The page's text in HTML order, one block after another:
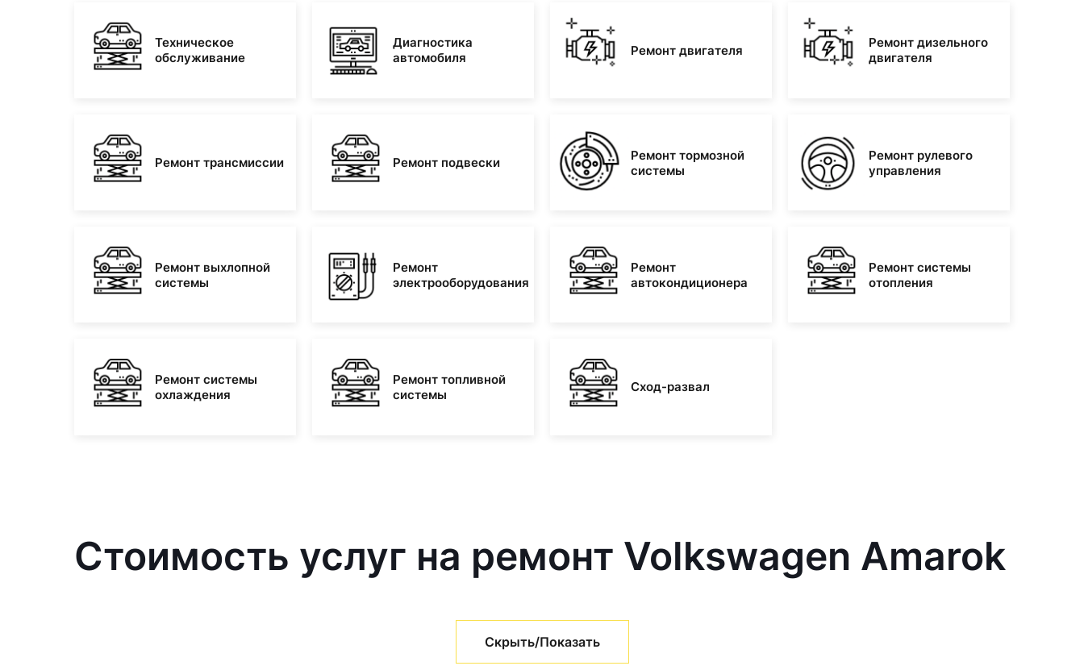
Техническое
обслуживание
Диагностика
автомобиля
Ремонт двигателя
Ремонт дизельного
двигателя
Ремонт трансмиссии Ремонт подвески
Ремонт тормозной
системы
Ремонт рулевого
управления
Ремонт выхлопной
системы
Ремонт
электрооборудования
Ремонт
автокондиционера
Ремонт системы
отопления
Ремонт системы
охлаждения
Ремонт топливной
системы
Сход-развал
Стоимость услуг на ремонт Volkswagen Amarok
Скрыть/Показать